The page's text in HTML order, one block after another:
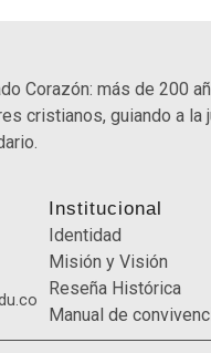
Corazón: más de 200
cristianos, guiando a la
Institucional
Identidad
Misión y Visión
Reseña Histórica
Manual de